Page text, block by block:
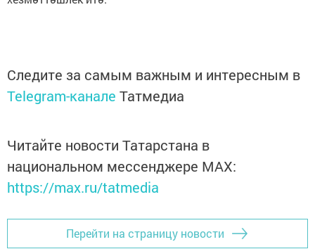
Следите за самым важным и интересным в
Telegram-канале Татмедиа
Читайте новости Татарстана в
национальном мессенджере MАХ:
https://max.ru/tatmedia
Перейти на страницу новости